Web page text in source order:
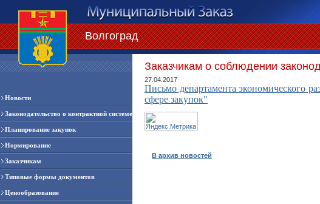
Волгоград
Новости
Законодательство о контрактной системе
Планирование закупок
Нормирование
Заказчикам
Типовые формы документов
Ценообразование
Заказчикам о соблюдении
27.04.2017
Письмо департамента экономического
сфере закупок"
В архив новостей